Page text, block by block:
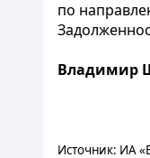
по
Владимир
Источник: ИА